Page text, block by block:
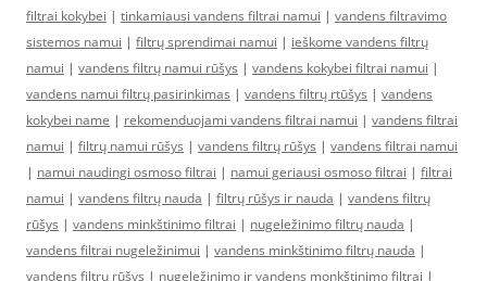
filtrai kokybei | tinkamiausi vandens filtrai namui | vandens filtravimo
sistemos namui | filtrų sprendimai namui | ieškome vandens filtrų
namui | vandens filtrų namui rūšys | vandens kokybei filtrai namui |
vandens namui filtrų pasirinkimas | vandens filtrų rtūšys | vandens
kokybei name | rekomenduojami vandens filtrai namui | vandens filtrai
namui | filtrų namui rūšys | vandens filtrų rūšys | vandens filtrai namui
| namui naudingi osmoso filtrai | namui geriausi osmoso filtrai | filtrai
namui | vandens filtrų nauda | filtrų rūšys ir nauda | vandens filtrų
rūšys | vandens minkštinimo filtrai | nugeležinimo filtrų nauda |
vandens filtrai nugeležinimui | vandens minkštinimo filtrų nauda |
vandens filtrų rūšys | nugeležinimo ir vandens monkštinimo filtrai |